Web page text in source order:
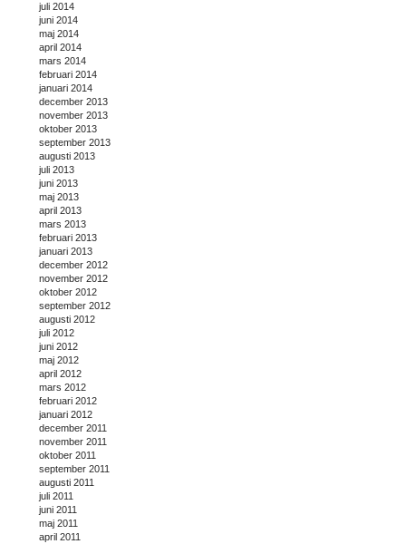
juli 2014
juni 2014
maj 2014
april 2014
mars 2014
februari 2014
januari 2014
december 2013
november 2013
oktober 2013
september 2013
augusti 2013
juli 2013
juni 2013
maj 2013
april 2013
mars 2013
februari 2013
januari 2013
december 2012
november 2012
oktober 2012
september 2012
augusti 2012
juli 2012
juni 2012
maj 2012
april 2012
mars 2012
februari 2012
januari 2012
december 2011
november 2011
oktober 2011
september 2011
augusti 2011
juli 2011
juni 2011
maj 2011
april 2011